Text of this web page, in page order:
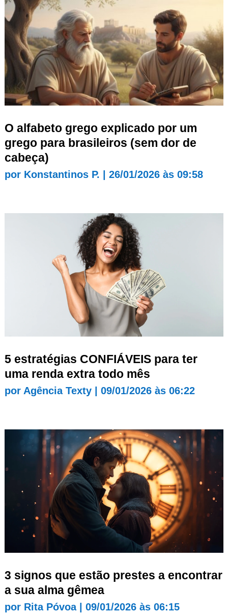
O alfabeto grego explicado por um
grego para brasileiros (sem dor de
cabeça)
por Konstantinos P. 26/01/2026 às 09:58
5 estratégias CONFIÁVEIS para ter
uma renda extra todo mês
por Agência Texty| 09/01/2026 às 06:22
3 signos que estão prestes a encontrar
a sua alma gêmea
por Rita Póvoa| 09/01/2026 às 06:15